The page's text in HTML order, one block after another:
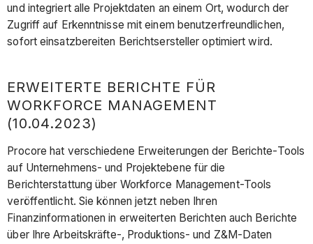
und integriert alle Projektdaten an einem Ort, wodurch der
Zugriff auf Erkenntnisse mit einem benutzerfreundlichen,
sofort einsatzbereiten Berichtsersteller optimiert wird.
ERWEITERTE BERICHTE FÜR
WORKFORCE MANAGEMENT
(10.04.2023)
Procore hat verschiedene Erweiterungen der Berichte-Tools
auf Unternehmens- und Projektebene für die
Berichterstattung über Workforce Management-Tools
veröffentlicht. Sie können jetzt neben Ihren
Finanzinformationen in erweiterten Berichten auch Berichte
über Ihre Arbeitskräfte-, Produktions- und Z&M-Daten